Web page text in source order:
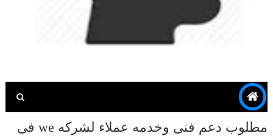
مطلوب دعم فنى وخدمه عملاء لشركه we فى